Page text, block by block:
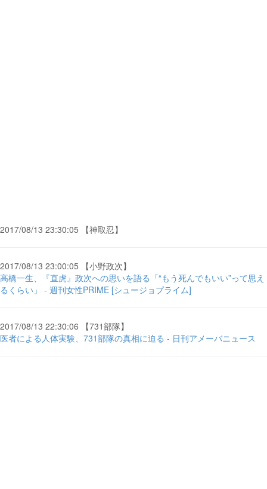
2017/08/13 23:30:05 【神取忍】
2017/08/13 23:00:05 【小野政次】
高橋一生、『直虎』政次への思いを語る「“もう死んでもいい”って思え
るくらい」 - 週刊女性PRIME [シュージョプライム]
2017/08/13 22:30:06 【731部隊】
医者による人体実験、731部隊の真相に迫る - 日刊アメーバニュース